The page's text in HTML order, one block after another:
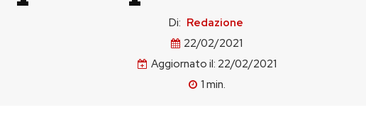
Di: Redazione
22/02/2021
Aggiornato il: 22/02/2021
1 min.